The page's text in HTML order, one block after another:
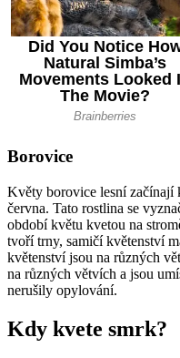
Borovice
Květy borovice lesní začínají
června. Tato rostlina se
období květu kvetou na
tvoří trny, samičí květenství
květenství jsou na různých
na různých větvích a jsou
nerušily opylování.
Kdy kvete smrk?